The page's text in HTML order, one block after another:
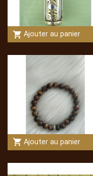
shopping_cart Ajouter au panier
shopping_cart Ajouter au panier